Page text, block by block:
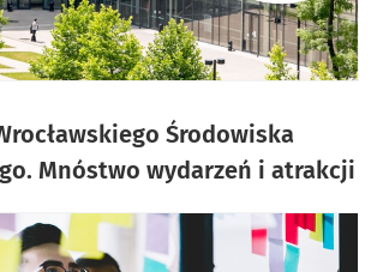
Środowiska
Mnóstwo wydarzeń i atrakcji